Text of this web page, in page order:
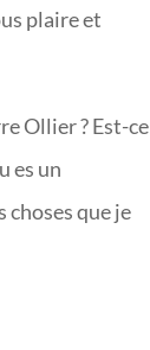
plaire et
Ollier ? Est-ce
es un
choses que je